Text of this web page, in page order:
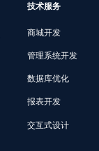
技术服务
商城开发
管理系统开发
数据库优化
报表开发
交互式设计